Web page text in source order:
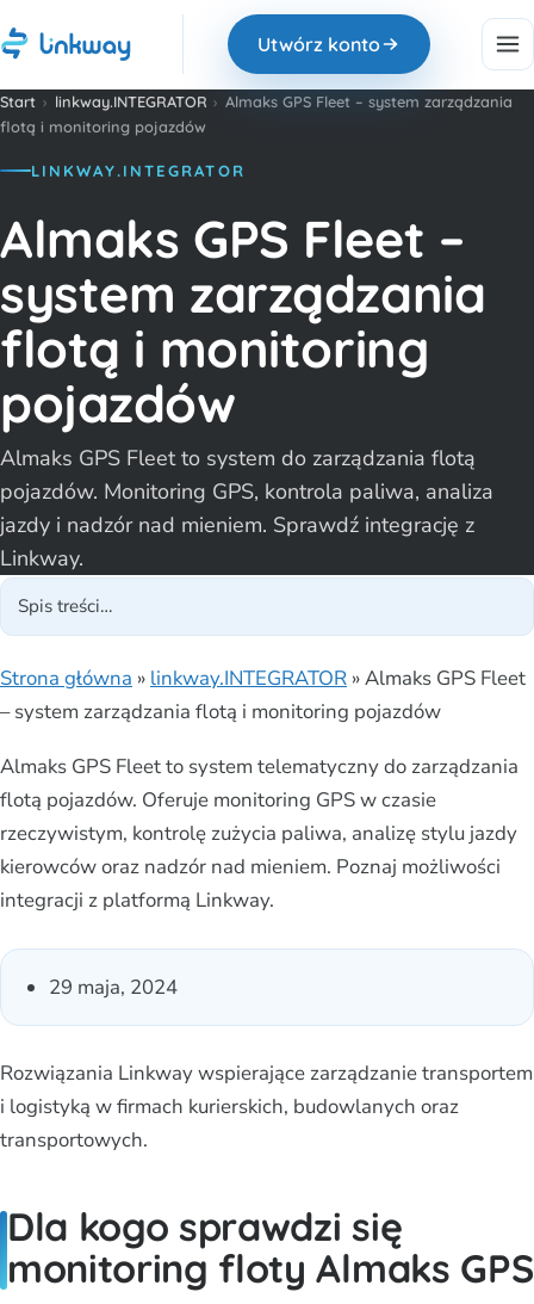
Utwórz konto
Start › linkway.INTEGRATOR › Almaks GPS Fleet – system zarządzania
flotą i monitoring pojazdów
LINKWAY.INTEGRATOR
Almaks GPS Fleet –
system zarządzania
flotą i monitoring
pojazdów
Almaks GPS Fleet to system do zarządzania flotą
pojazdów. Monitoring GPS, kontrola paliwa, analiza
jazdy i nadzór nad mieniem. Sprawdź integrację z
Linkway.
Strona główna » linkway.INTEGRATOR »Almaks GPS Fleet
– system zarządzania flotą i monitoring pojazdów
Almaks GPS Fleet to system telematyczny do zarządzania
flotą pojazdów. Oferuje monitoring GPS w czasie
rzeczywistym, kontrolę zużycia paliwa, analizę stylu jazdy
kierowców oraz nadzór nad mieniem. Poznaj możliwości
integracji z platformą Linkway.
29 maja, 2024
Rozwiązania Linkway wspierające zarządzanie transportem
i logistyką w firmach kurierskich, budowlanych oraz
transportowych.
Dla kogo sprawdzi się
monitoring floty Almaks GPS